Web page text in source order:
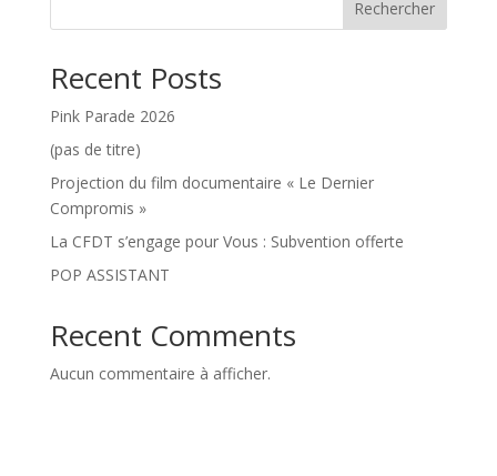
Rechercher
Recent Posts
Pink Parade 2026
(pas de titre)
Projection du film documentaire « Le Dernier
Compromis »
La CFDT s’engage pour Vous : Subvention offerte
POP ASSISTANT
Recent Comments
Aucun commentaire à afficher.